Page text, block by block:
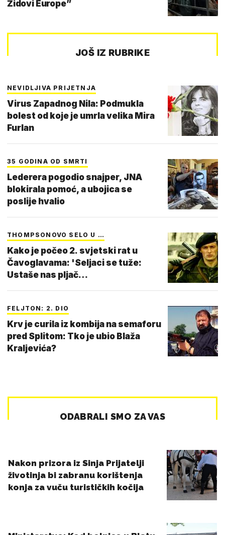
Židovi Europe”
JOŠ IZ RUBRIKE
NEVIDLJIVA PRIJETNJA
Virus Zapadnog Nila: Podmukla
bolest od koje je umrla velika Mira
Furlan
35 GODINA OD SMRTI
Lederera pogodio snajper, JNA
blokirala pomoć, a ubojica se
poslije hvalio
THOMPSONOVO SELO U …
Kako je počeo 2. svjetski rat u
Čavoglavama: 'Seljaci se tuže:
Ustaše nas pljač…
FELJTON: 2. DIO
Krv je curila iz kombija na semaforu
pred Splitom: Tko je ubio Blaža
Kraljevića?